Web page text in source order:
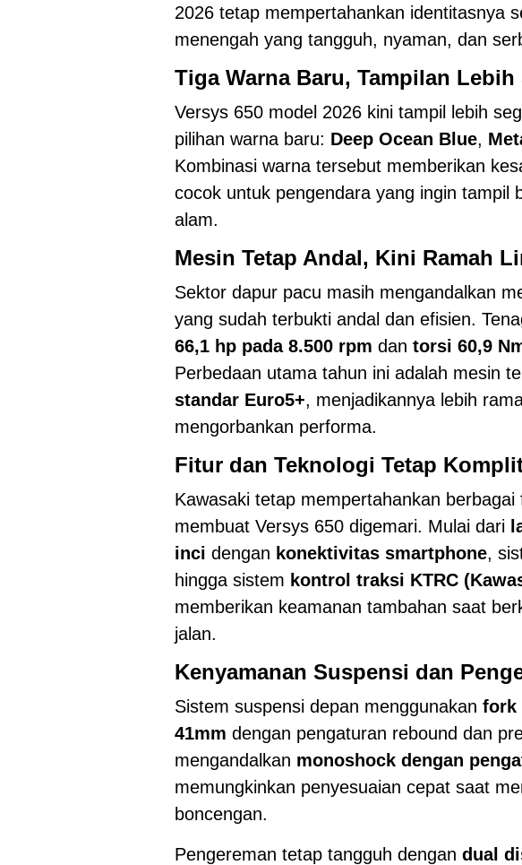
2026 tetap mempertahankan identitasnya
menengah yang tangguh, nyaman, dan
Tiga Warna Baru, Tampilan Lebih
Versys 650 model 2026 kini tampil lebih
pilihan warna baru: Deep Ocean Blue,
Kombinasi warna tersebut memberikan
cocok untuk pengendara yang ingin tampil
alam.
Mesin Tetap Andal, Kini Ramah
Sektor dapur pacu masih mengandalkan
yang sudah terbukti andal dan efisien.
66,1 hp pada 8.500 rpm dan torsi 60,9
Perbedaan utama tahun ini adalah mesin
standar Euro5+, menjadikannya lebih
mengorbankan performa.
Fitur dan Teknologi Tetap
Kawasaki tetap mempertahankan berbagai
membuat Versys 650 digemari. Mulai dari
inci dengan konektivitas smartphone,
hingga sistem kontrol traksi KTRC
memberikan keamanan tambahan saat
jalan.
Kenyamanan Suspensi dan
Sistem suspensi depan menggunakan fork
41mm dengan pengaturan rebound dan
mengandalkan monoshock dengan
memungkinkan penyesuaian cepat saat
boncengan.
Pengereman tetap tangguh dengan dual